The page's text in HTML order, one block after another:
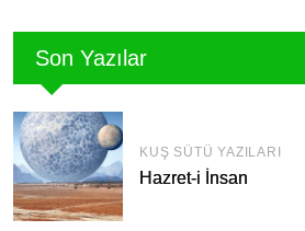
Son Yazılar
KUŞ SÜTÜ YAZILARI
Hazret-i İnsan